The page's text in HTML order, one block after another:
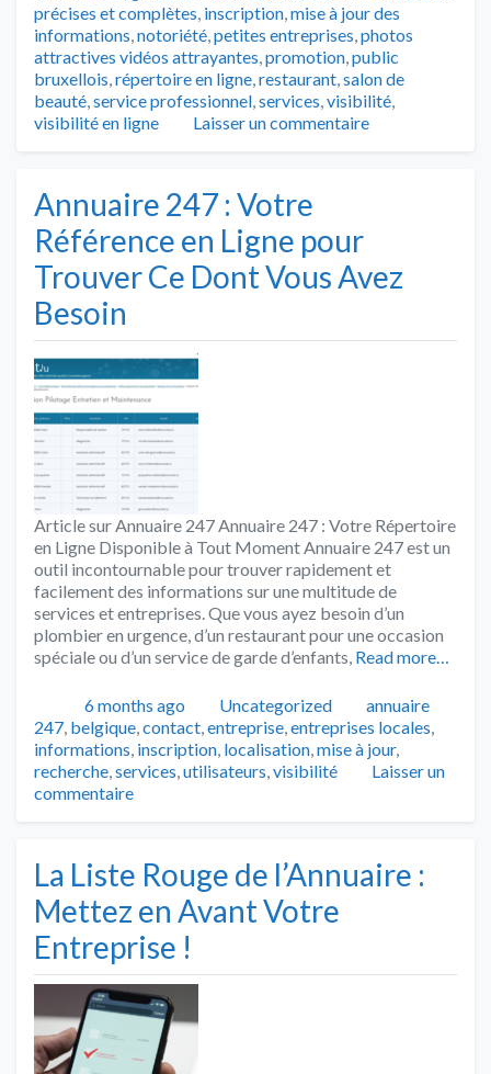
précises et complètes, inscription,mise à jour des
informations,notoriété,petites entreprises,photos
attractives vidéos attrayantes,promotion,public
bruxellois,répertoire en ligne,restaurant,salon de
beauté,service professionnel,services,visibilité,
visibilité en ligne
Laisser un commentaire
Annuaire 247 : Votre
Référence en Ligne pour
Trouver Ce Dont Vous Avez
Besoin
Article sur Annuaire 247 Annuaire 247 : Votre Répertoire
en Ligne Disponible à Tout Moment Annuaire 247 est un
outil incontournable pour trouver rapidement et
facilement des informations sur une multitude de
services et entreprises. Que vous ayez besoin d’un
plombier en urgence, d’un restaurant pour une occasion
spéciale ou d’un service de garde d’enfants, Read more…
Publié
6 months ago Catégories
Uncategorized Tags
annuaire
247, belgique,contact,entreprise,entreprises locales,
informations, inscription, localisation,mise à jour,
recherche,services,utilisateurs,visibilité
Laisser un
commentaire
La Liste Rouge de l’Annuaire :
Mettez en Avant Votre
Entreprise !